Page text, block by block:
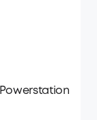
Powerstation